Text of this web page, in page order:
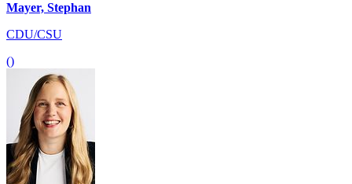
Mayer, Stephan
CDU/CSU
()